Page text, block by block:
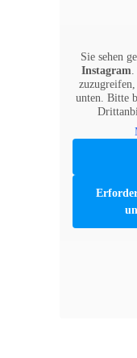
Sie sehen
Instagram
unten. Bitte